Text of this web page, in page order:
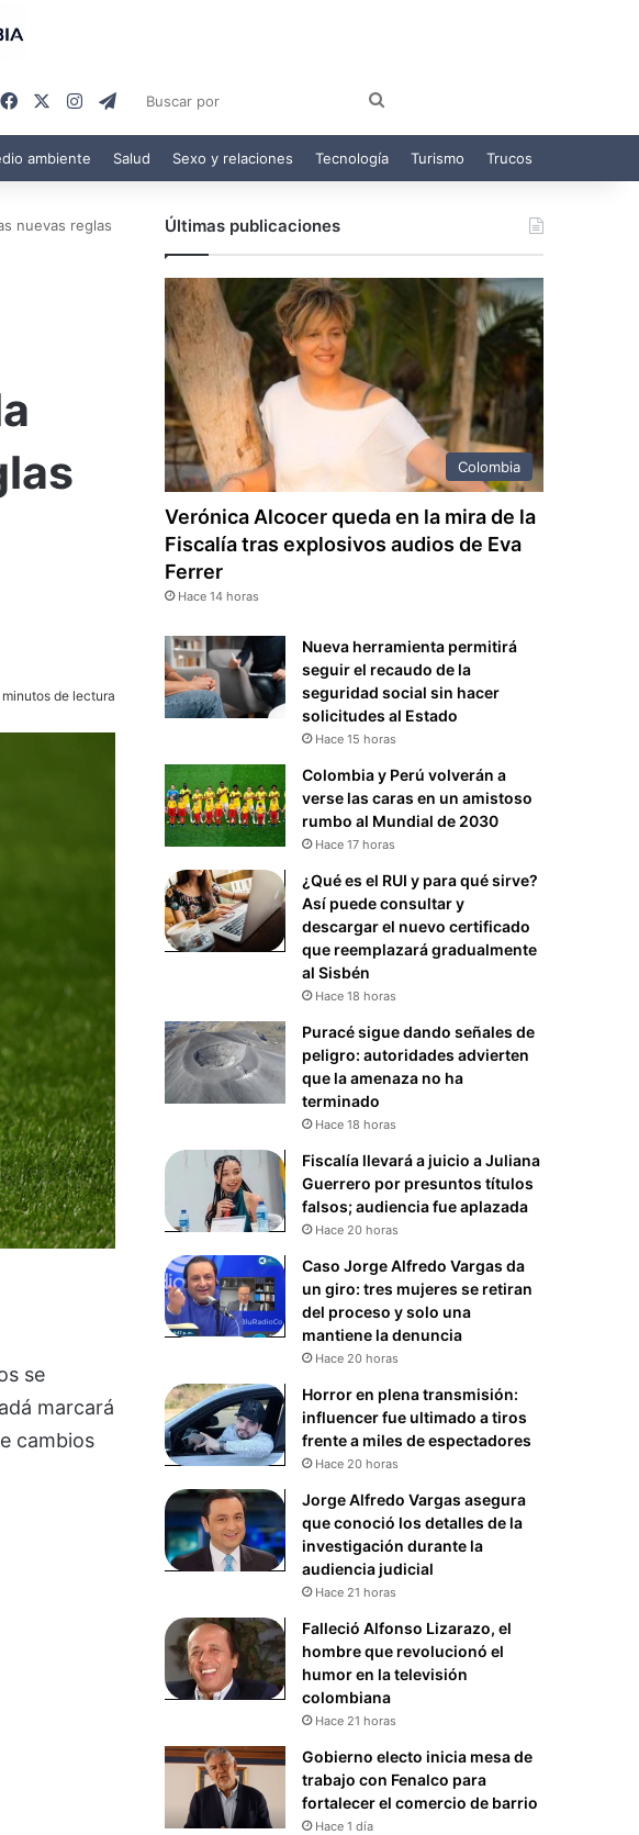
FacebookInstagram
Telegram
por
ambiente Salud Sexo y relaciones Tecnología Turismo Trucos
nuevas reglas
minutos de lectura
se
marcará
cambios
Últimas publicaciones
Colombia
Verónica Alcocer queda en la mira de la
Fiscalía tras explosivos audios de Eva
Ferrer
Hace 14 horas
Nueva herramienta permitirá
seguir el recaudo de la
seguridad social sin hacer
solicitudes al Estado
Hace 15 horas
Colombia y Perú volverán a
verse las caras en un amistoso
rumbo al Mundial de 2030
Hace 17 horas
¿Qué es el RUI y para qué sirve?
Así puede consultar y
descargar el nuevo certificado
que reemplazará gradualmente
al Sisbén
Hace 18 horas
Puracé sigue dando señales de
peligro: autoridades advierten
que la amenaza no ha
terminado
Hace 18 horas
Fiscalía llevará a juicio a Juliana
Guerrero por presuntos títulos
falsos; audiencia fue aplazada
Hace 20 horas
Caso Jorge Alfredo Vargas da
un giro: tres mujeres se retiran
del proceso y solo una
mantiene la denuncia
Hace 20 horas
Horror en plena transmisión:
influencer fue ultimado a tiros
frente a miles de espectadores
Hace 20 horas
Jorge Alfredo Vargas asegura
que conoció los detalles de la
investigación durante la
audiencia judicial
Hace 21 horas
Falleció Alfonso Lizarazo, el
hombre que revolucionó el
humor en la televisión
colombiana
Hace 21 horas
Gobierno electo inicia mesa de
trabajo con Fenalco para
fortalecer el comercio de barrio
Hace 1 día